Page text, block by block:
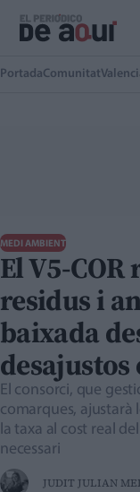
PortadaComunitat
MEDI AMBIENT
El V5-
residus i
baixada
desajustos
El consorci, que
comarques, ajustarà
la taxa al cost real
necessari
JUDIT JULIAN